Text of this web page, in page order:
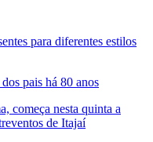
para diferentes estilos
pais há 80 anos
começa nesta quinta a
de Itajaí